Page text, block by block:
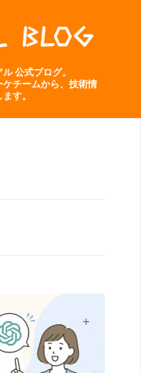
公式ブログ。
チームから、技術情
す。